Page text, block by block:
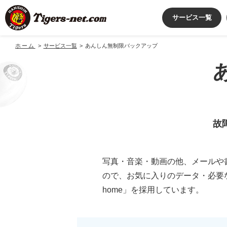
サービス一覧
ホーム サービス一覧 あんしん無制限バックアップ
故
写真・音楽・動画の他、メール
ので、お気に入りのデータ・必
home」を採用しています。